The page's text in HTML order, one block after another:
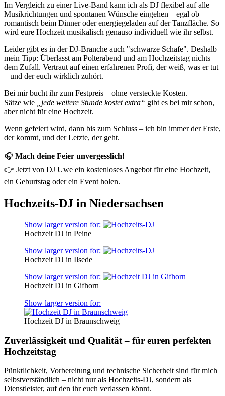
Im Vergleich zu einer Live-Band kann ich als DJ flexibel auf alle
Musikrichtungen und spontanen Wünsche eingehen – egal ob
romantisch beim Dinner oder energiegeladen auf der Tanzfläche. So
wird eure Hochzeit musikalisch genauso individuell wie ihr selbst.
Leider gibt es in der DJ-Branche auch "schwarze Schafe". Deshalb
mein Tipp: Überlasst am Polterabend und am Hochzeitstag nichts
dem Zufall. Vertraut auf einen erfahrenen Profi, der weiß, was er tut
– und der euch wirklich zuhört.
Bei mir bucht ihr zum Festpreis – ohne versteckte Kosten.
Sätze wie
„jede weitere Stunde kostet extra“ gibt es bei mir schon,
aber nicht für eine Hochzeit.
Wenn gefeiert wird, dann bis zum Schluss – ich bin immer der Erste,
der kommt, und der Letzte, der geht.
🎧 Mach deine Feier unvergesslich!
👉 Jetzt von DJ Uwe ein kostenloses Angebot für eine Hochzeit,
ein Geburtstag oder ein Event holen.
Hochzeits-DJ in Niedersachsen
Show larger version for:
Hochzeit DJ in Peine
Show larger version for:
Hochzeit DJ in Ilsede
Show larger version for:
Hochzeit DJ in Gifhorn
Show larger version for:
Hochzeit DJ in Braunschweig
Zuverlässigkeit und Qualität – für euren perfekten
Hochzeitstag
Pünktlichkeit, Vorbereitung und technische Sicherheit sind für mich
selbstverständlich – nicht nur als Hochzeits-DJ, sondern als
Dienstleister, auf den ihr euch verlassen könnt.